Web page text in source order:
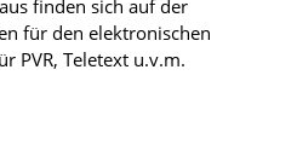
finden sich auf der
für den elektronischen
PVR, Teletext u.v.m.